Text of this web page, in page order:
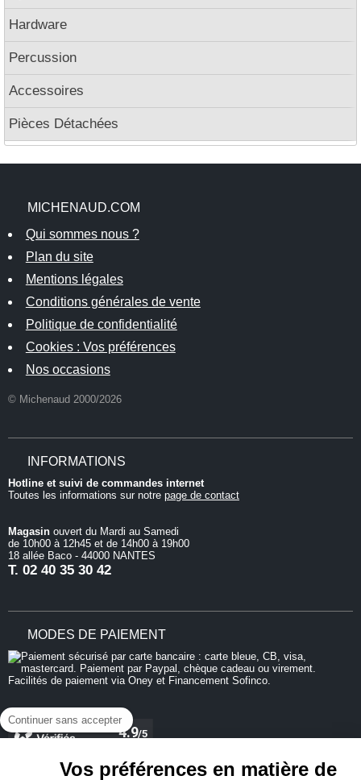
Continuer sans accepter
Vos préférences en matière de
Hardware
Percussion
Accessoires
Pièces Détachées
MICHENAUD.COM
Qui sommes nous ?
Plan du site
Mentions légales
Conditions générales de vente
Politique de confidentialité
Cookies : Vos préférences
Nos occasions
© Michenaud 2000/2026
INFORMATIONS
Hotline et suivi de commandes internet
Toutes les informations sur notre page de contact
Magasin ouvert du Mardi au Samedi
de 10h00 à 12h45 et de 14h00 à 19h00
18 allée Baco - 44000 NANTES
T. 02 40 35 30 42
MODES DE PAIEMENT